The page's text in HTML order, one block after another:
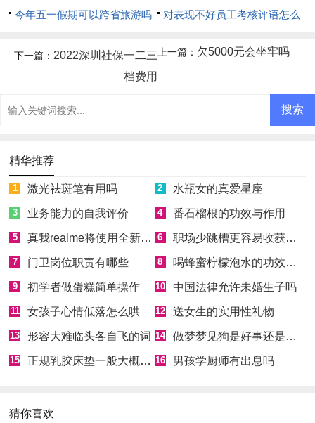
今年五一假期可以跨省旅游吗
对表现不好员工考核评语怎么
上一篇： 欠5000元会坐牢吗
下一篇： 2022深圳社保一二三
档费用
精华推荐
1 激光祛斑笔有用吗 2 水瓶女的真爱星座
3 业务能力的自我评价 4 番石榴根的功效与作用
5 真我realme将使用全新Logo 6 职场少跳槽更容易收获成功
7 门卫岗位职责有哪些 8 喝蜂蜜柠檬泡水的功效和好处
9 初学者做蛋糕简单操作 10 中国法律允许未婚生子吗
11 女孩子心情低落怎么哄 12 送女生的实用性礼物
13 形容大难临头各自飞的词 14 做梦梦见狗是好事还是坏事
15 正规乳胶床垫一般大概多少钱 16 男孩学厨师有出息吗
猜你喜欢